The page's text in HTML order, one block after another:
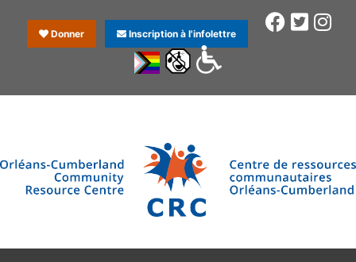
Donner Inscription à l'infolettre